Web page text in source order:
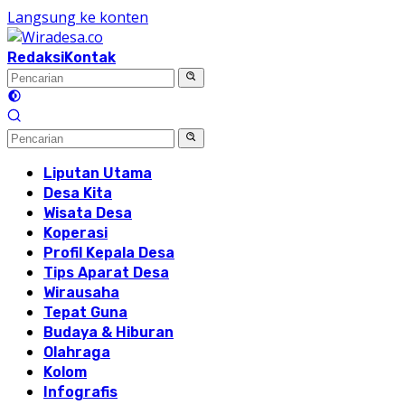
Langsung ke konten
RedaksiKontak
Liputan Utama
Desa Kita
Wisata Desa
Koperasi
Profil Kepala Desa
Tips Aparat Desa
Wirausaha
Tepat Guna
Budaya & Hiburan
Olahraga
Kolom
Infografis